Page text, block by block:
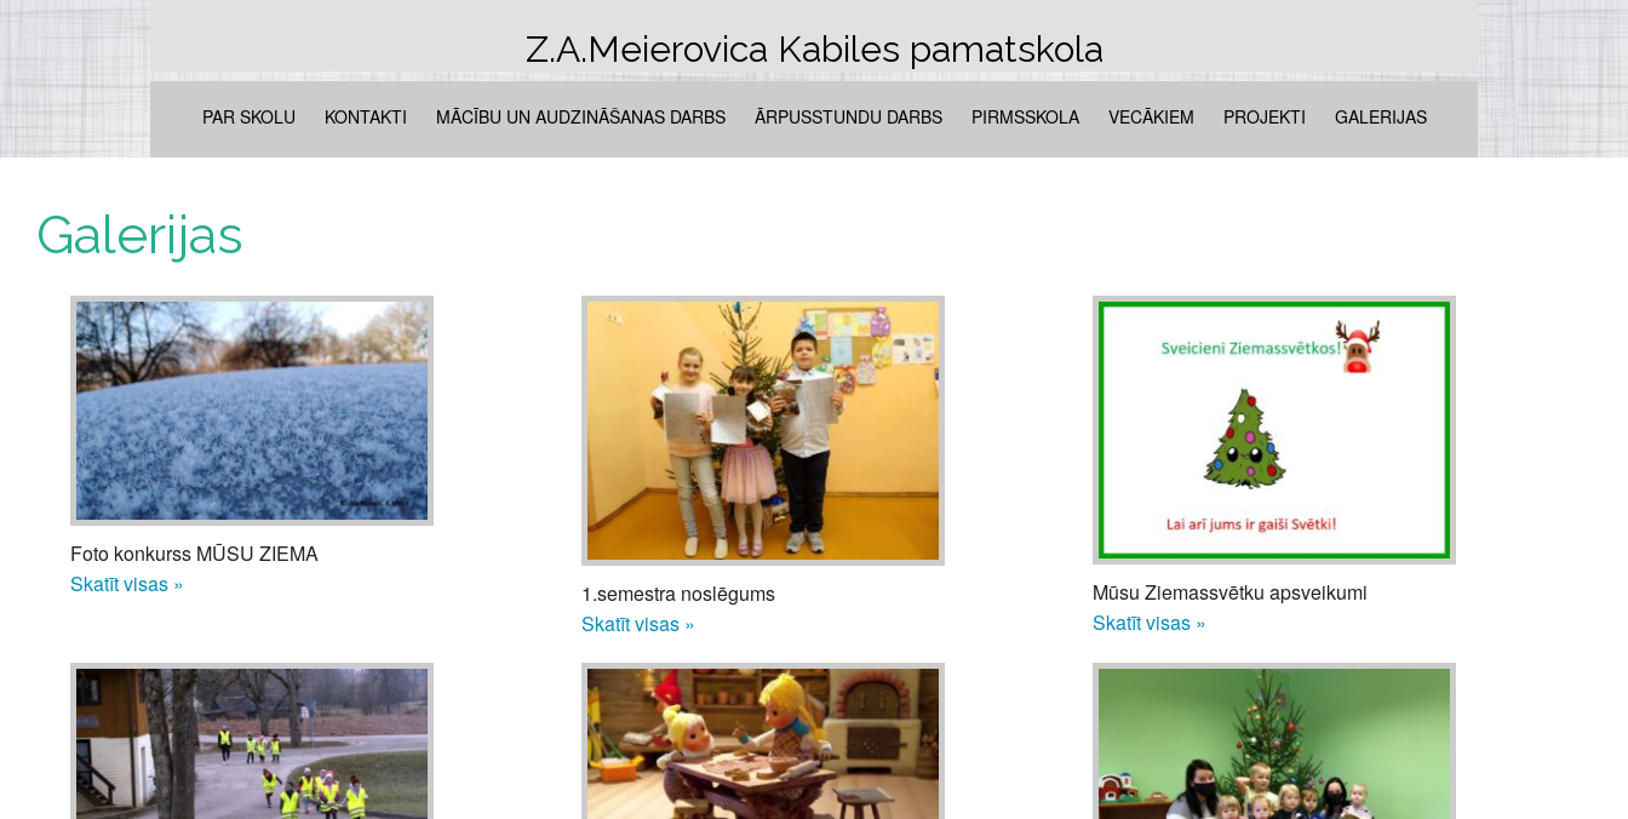
Z.A.Meierovica Kabiles pamatskola
PAR SKOLU KONTAKTI MĀCĪBU UN AUDZINĀŠANAS DARBS ĀRPUSSTUNDU DARBS PIRMSSKOLA VECĀKIEM PROJEKTI GALERIJAS
Galerijas
Foto konkurss MŪSU ZIEMA
Skatīt visas »
1.semestra noslēgums
Skatīt visas »
Mūsu Ziemassvētku apsveikumi
Skatīt visas »